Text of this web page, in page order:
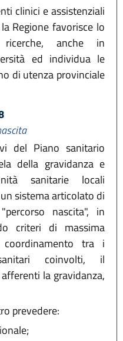
clinici e assistenziali
Regione favorisce lo
anche in
ed individua le
di utenza provinciale
del Piano sanitario
della gravidanza e
sanitarie locali
sistema articolato di
nascita", in
criteri di massima
tra i
coinvolti, il
la gravidanza,
prevedere: